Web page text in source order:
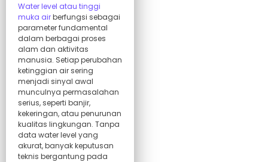
Water level atau tinggi
muka airberfungsi sebagai
parameter fundamental
dalam berbagai proses
alam dan aktivitas
manusia. Setiap perubahan
ketinggian air sering
menjadi sinyal awal
munculnya permasalahan
serius, seperti banjir,
kekeringan, atau penurunan
kualitas lingkungan. Tanpa
data water level yang
akurat, banyak keputusan
teknis bergantung pada